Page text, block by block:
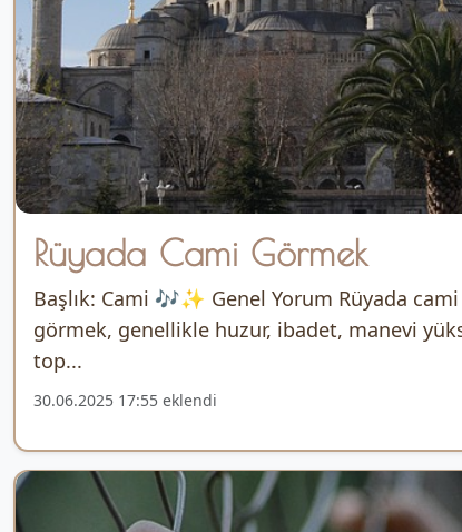
Rüyada Cami Görmek
Başlık: Cami 🎶✨ Genel Yorum Rüyada cami
görmek, genellikle huzur, ibadet, manevi
top...
30.06.2025 17:55 eklendi